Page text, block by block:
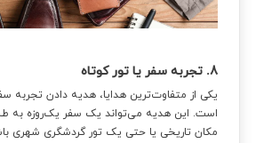
8. تجربه سفر یا تور کوتاه
یکی از متفاوت‌ترین هدایا، هدیه دادن تجربه
است. این هدیه می‌تواند یک سفر یک‌روزه به
مکان تاریخی یا حتی یک تور گردشگری شهری